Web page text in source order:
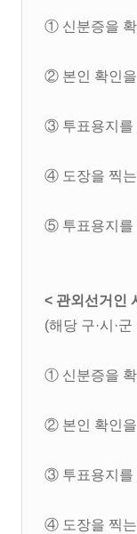
① 신분증을
② 본인 확인
③ 투표용지를
④ 도장을 찍
⑤ 투표용지를
< 관외선거인
(해당 구·시·
① 신분증을
② 본인 확인
③ 투표용지를
④ 도장을 찍